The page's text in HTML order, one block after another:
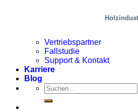
Vertriebspartner
Fallstudie
Support & Kontakt
Karriere
Blog